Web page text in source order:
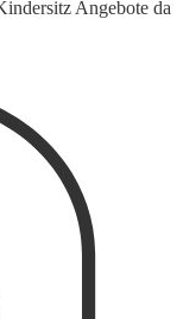
Angebote da